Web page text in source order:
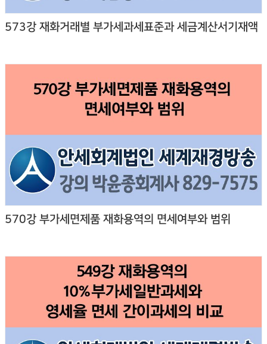
573강 재화거래별 부가세과세표준과 세금계산서기재액
570강 부가세면제품 재화용역의 면세여부와 범위